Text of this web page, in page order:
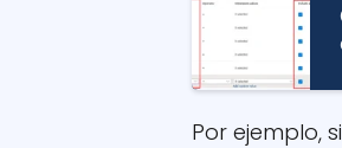
Por ejemplo,